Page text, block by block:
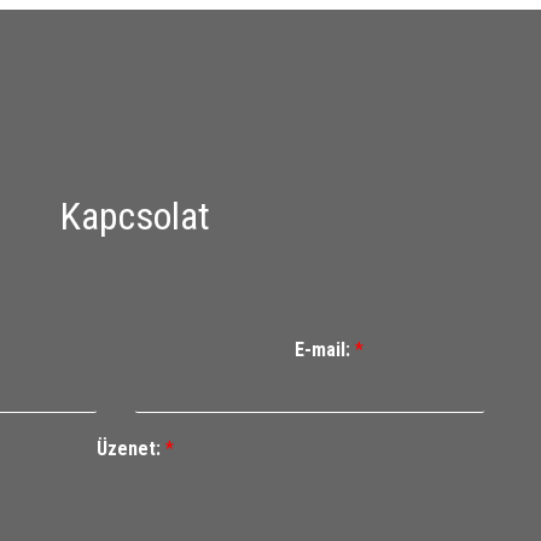
Kapcsolat
E-mail: *
Üzenet: *